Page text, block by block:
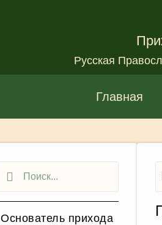
Русская
Главная
Основатель прихода